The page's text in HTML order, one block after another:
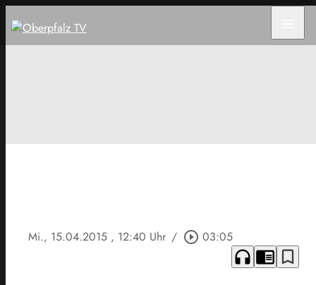
Mi., 15.04.2015 , 12:40 Uhr / play_circle_outline 03:05
headphones chrome_reader_mode bookmark_border